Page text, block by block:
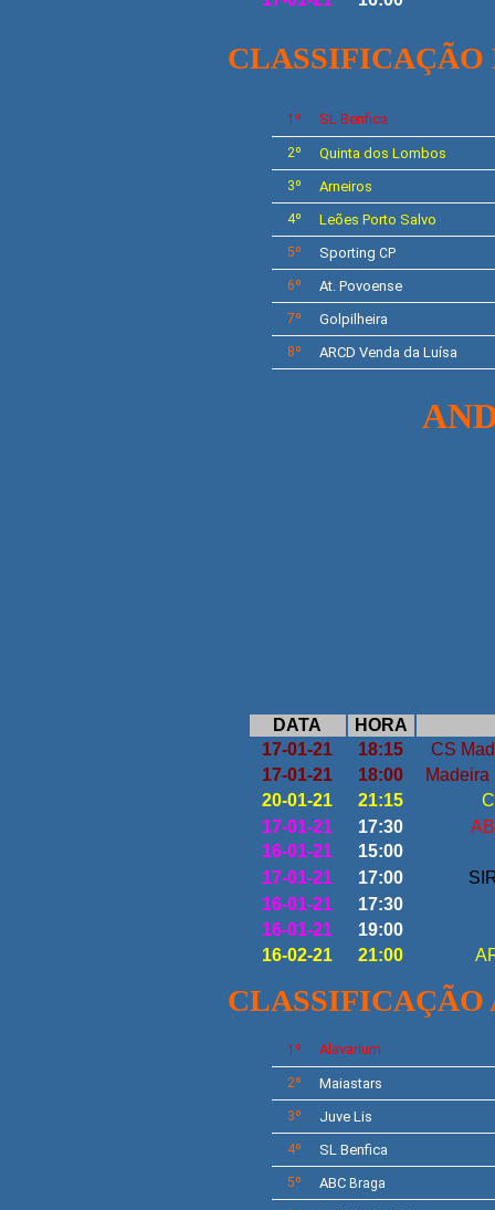
1º SL Benfica
2º Quinta dos Lombos
3º Arneiros
4º Leões Porto Salvo
5º Sporting CP
6º At. Povoense
7º Golpilheira
8º ARCD Venda da Luísa
DATA
HORA
17-01-21
18:15
CS
17-01-21
18:00
Madeira
20-01-21
21:15
17-01-21
17:30
16-01-21
15:00
17-01-21
17:00
16-01-21
17:30
16-01-21
19:00
16-02-21
21:00
CLASSIFICAÇÃO
1º Alavarium
2º Maiastars
3º Juve Lis
4º SL Benfica
5º ABCBraga